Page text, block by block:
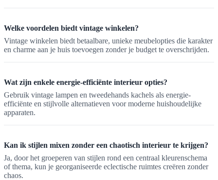
Welke voordelen biedt vintage winkelen?
Vintage winkelen biedt betaalbare, unieke meubelopties die karakter
en charme aan je huis toevoegen zonder je budget te overschrijden.
Wat zijn enkele energie-efficiënte interieur opties?
Gebruik vintage lampen en tweedehands kachels als energie-
efficiënte en stijlvolle alternatieven voor moderne huishoudelijke
apparaten.
Kan ik stijlen mixen zonder een chaotisch interieur te krijgen?
Ja, door het groeperen van stijlen rond een centraal kleurenschema
of thema, kun je georganiseerde eclectische ruimtes creëren zonder
chaos.